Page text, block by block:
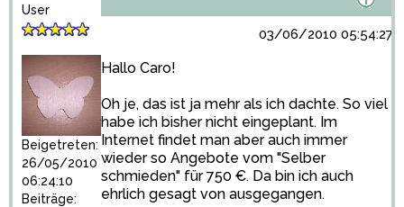
User
Beigetreten:
26/05/2010
06:24:10
Beiträge:
03/06/2010 05:54:27
Hallo Caro!
Oh je, das ist ja mehr als ich dachte. So viel
habe ich bisher nicht eingeplant. Im
Internet findet man aber auch immer
wieder so Angebote vom "Selber
schmieden" für 750 €. Da bin ich auch
ehrlich gesagt von ausgegangen.